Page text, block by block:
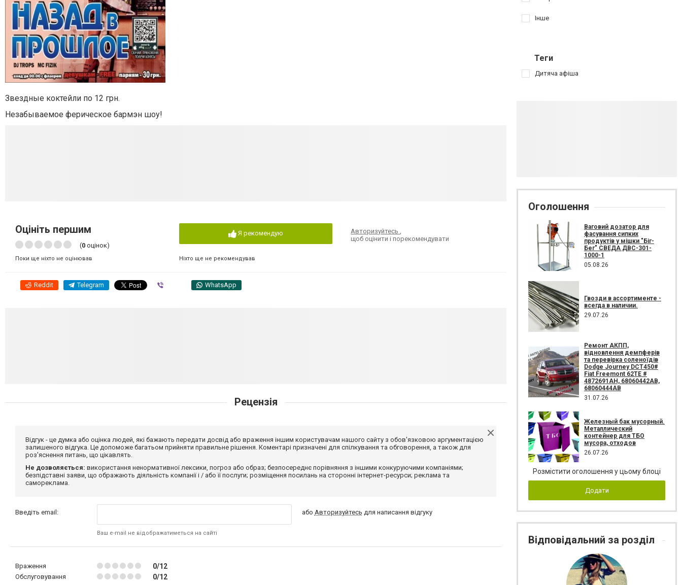
Звездные коктейли по 12 грн.
Незабываемое ферическое бармэн шоу!
Оцініть першим
(0 оцінок)
Поки ще ніхто не оцінював
Я рекомендую
Ніхто ще не рекомендував
Авторизуйтесь,
щоб оцінити і порекомендувати
Reddit Telegram WhatsApp
Рецензія
Відгук - це думка або оцінка людей, які бажають передати досвід або враження іншим користувачам нашого сайту з обов'язковою аргументацією
залишеного відгука. Це допоможе багатьом прийняти правильне рішення. Коментарі призначені для спілкування та обговорення, а також для
роз'яснення питань, що цікавлять.
Не дозволяється: використання ненормативної лексики, погроз або образ; безпосереднє порівняння з іншими конкуруючими компаніями;
безпідставні заяви, що ображають діяльність компанії і / або її послуги; розміщення посилань на сторонні інтернет-ресурси; реклама та
самореклама.
Введіть email:
Ваш e-mail не відображатиметься на сайті
або Авторизуйтесь для написання відгуку
Враження 0/12
Обслуговування 0/12
Інше
Теги
Дитяча афіша
Оголошення
Ваговий дозатор для
фасування сипких
продуктів у мішки "Біг-
Бег" СВЕДА ДВС-301-
1000-1
05.08.26
Гвозди в ассортименте -
всегда в наличии.
29.07.26
Ремонт АКПП,
відновлення демпферів
та перевірка соленоїдів
Dodge Journey DCT450#
Fiat Freemont 62TE #
4872691AH, 68060442AB,
68060444AB
31.07.26
Железный бак мусорный.
Металлический
контейнер для ТБО
мусора, отходов
26.07.26
Розмістити оголошення у цьому блоці
Додати
Відповідальний за розділ